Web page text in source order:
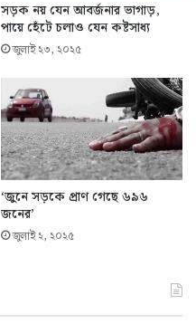
সড়ক নয় যেন আবর্জনার ভাগাড়,
পায়ে হেঁটে চলাও যেন কষ্টসাধ্য
জুলাই ২৩, ২০২৫
‘জুনে সড়কে প্রাণ গেছে ৬৯৬
জনের’
জুলাই ২, ২০২৫